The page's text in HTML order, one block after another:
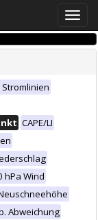
Toggle
CAPE/LI
hPa Wind
Abweichung